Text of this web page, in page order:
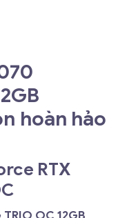
hoàn hảo
RTX